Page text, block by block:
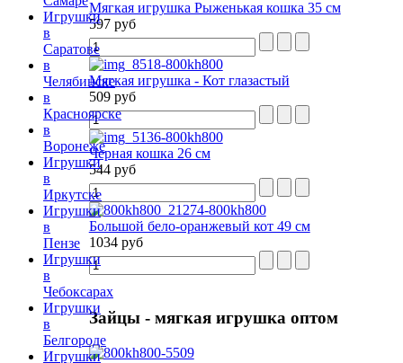
Мягкая игрушка Рыженькая кошка 35 см
597 руб
Мягкая игрушка - Кот глазастый
509 руб
Черная кошка 26 см
544 руб
Большой бело-оранжевый кот 49 см
1034 руб
Зайцы- мягкая игрушка оптом
Игрушки
в
Саратове
в
Челябинске
в
Красноярске
в
Воронеже
Игрушки
в
Иркутске
Игрушки
в
Пензе
Игрушки
в
Чебоксарах
Игрушки
в
Белгороде
Игрушки